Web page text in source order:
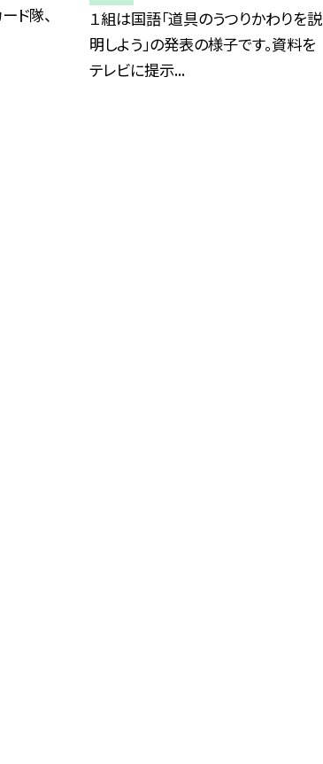
ド隊、
１組は国語「道具のうつりかわりを説
明しよう」の発表の様子です。資料を
テレビに提示...